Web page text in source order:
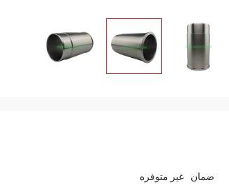
ضمان غير متوفره